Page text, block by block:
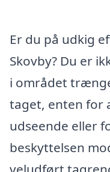
Er du på udkig
Skovby? Du er
i området
taget, enten for
udseende eller
beskyttelsen